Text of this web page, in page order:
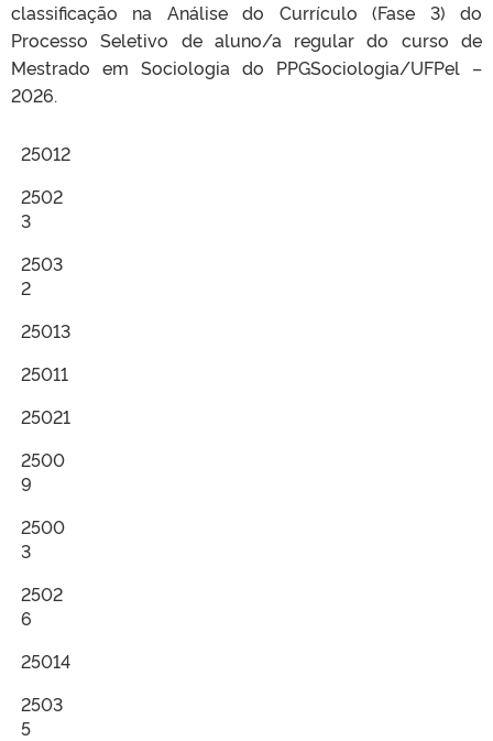
classificação na Análise do Currículo (Fase 3) do
Processo Seletivo de aluno/a regular do curso de
Mestrado em Sociologia do PPGSociologia/UFPel –
2026.
25012
2502
3
2503
2
25013
25011
25021
2500
9
2500
3
2502
6
25014
2503
5